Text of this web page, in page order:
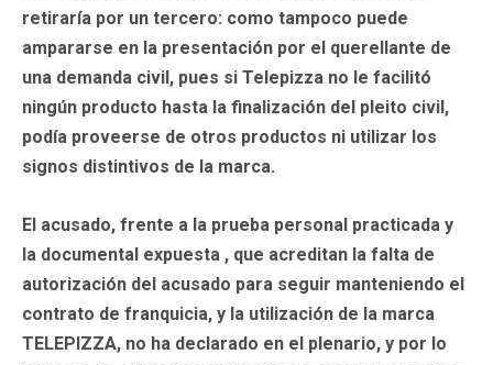
retiraría por un tercero: como tampoco puede
ampararse en la presentación por el querellante de
una demanda civil, pues si Telepizza no le facilitó
ningún producto hasta la finalización del pleito civil,
podía proveerse de otros productos ni utilizar los
signos distintivos de la marca.
El acusado, frente a la prueba personal practicada y
la documental expuesta , que acreditan la falta de
autorización del acusado para seguir manteniendo el
contrato de franquicia, y la utilización de la marca
TELEPIZZA, no ha declarado en el plenario, y por lo